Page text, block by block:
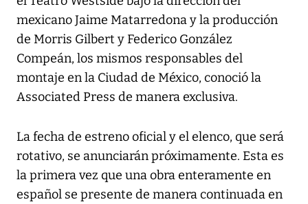
mexicano Jaime Matarredona y la producción
de Morris Gilbert y Federico González
Compeán, los mismos responsables del
montaje en la Ciudad de México, conoció la
Associated Press de manera exclusiva.
La fecha de estreno oficial y el elenco, que será
rotativo, se anunciarán próximamente. Esta es
la primera vez que una obra enteramente en
español se presente de manera continuada en